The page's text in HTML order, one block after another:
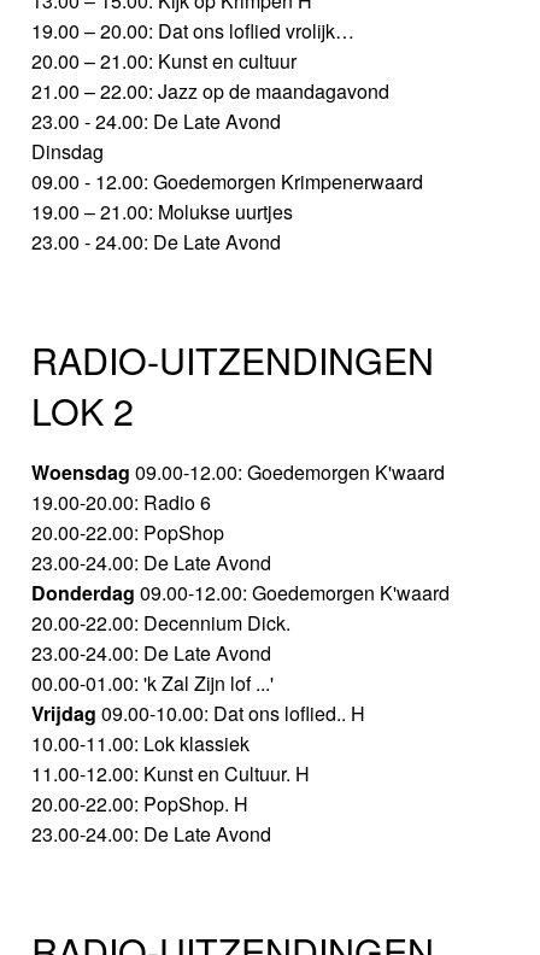
19.00 – 20.00: Dat ons loflied vrolijk…
20.00 – 21.00: Kunst en cultuur
21.00 – 22.00: Jazz op de maandagavond
23.00 - 24.00: De Late Avond
Dinsdag
09.00 - 12.00: Goedemorgen Krimpenerwaard
19.00 – 21.00: Molukse uurtjes
23.00 - 24.00: De Late Avond
RADIO-UITZENDINGEN
LOK 2
Woensdag 09.00-12.00: Goedemorgen K'waard
19.00-20.00: Radio 6
20.00-22.00: PopShop
23.00-24.00: De Late Avond
Donderdag 09.00-12.00: Goedemorgen K'waard
20.00-22.00: Decennium Dick.
23.00-24.00: De Late Avond
00.00-01.00: 'k Zal Zijn lof ...'
Vrijdag 09.00-10.00: Dat ons loflied.. H
10.00-11.00: Lok klassiek
11.00-12.00: Kunst en Cultuur. H
20.00-22.00: PopShop. H
23.00-24.00: De Late Avond